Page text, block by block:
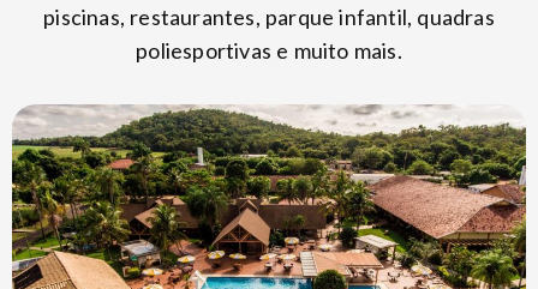
piscinas, restaurantes, parque infantil, quadras
poliesportivas e muito mais.